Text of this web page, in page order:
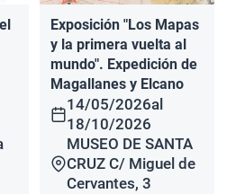
Exposición "Los Mapas
y la primera vuelta al
mundo". Expedición de
Magallanes y Elcano
14/05/2026al
18/10/2026
MUSEO DE SANTA
CRUZ C/ Miguel de
Cervantes, 3